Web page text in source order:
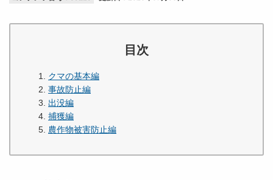
目次
クマの基本編
事故防止編
出没編
捕獲編
農作物被害防止編